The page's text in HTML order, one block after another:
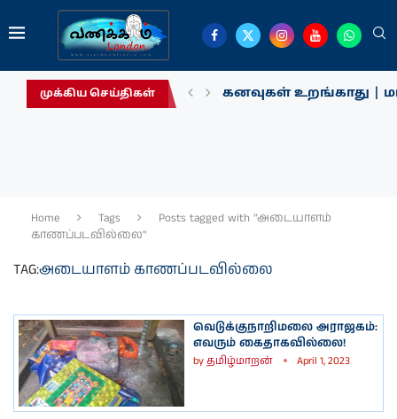
முக்கிய செய்திகள் கனவுகள் உறங்காது |
Home Tags
Posts tagged with "அடையாளம்
காணப்படவில்லை"
TAG:அடையாளம் காணப்படவில்லை
வெடுக்குநாறிமலை அராஜகம்:
எவரும் கைதாகவில்லை!
byதமிழ்மாறன் April 1, 2023